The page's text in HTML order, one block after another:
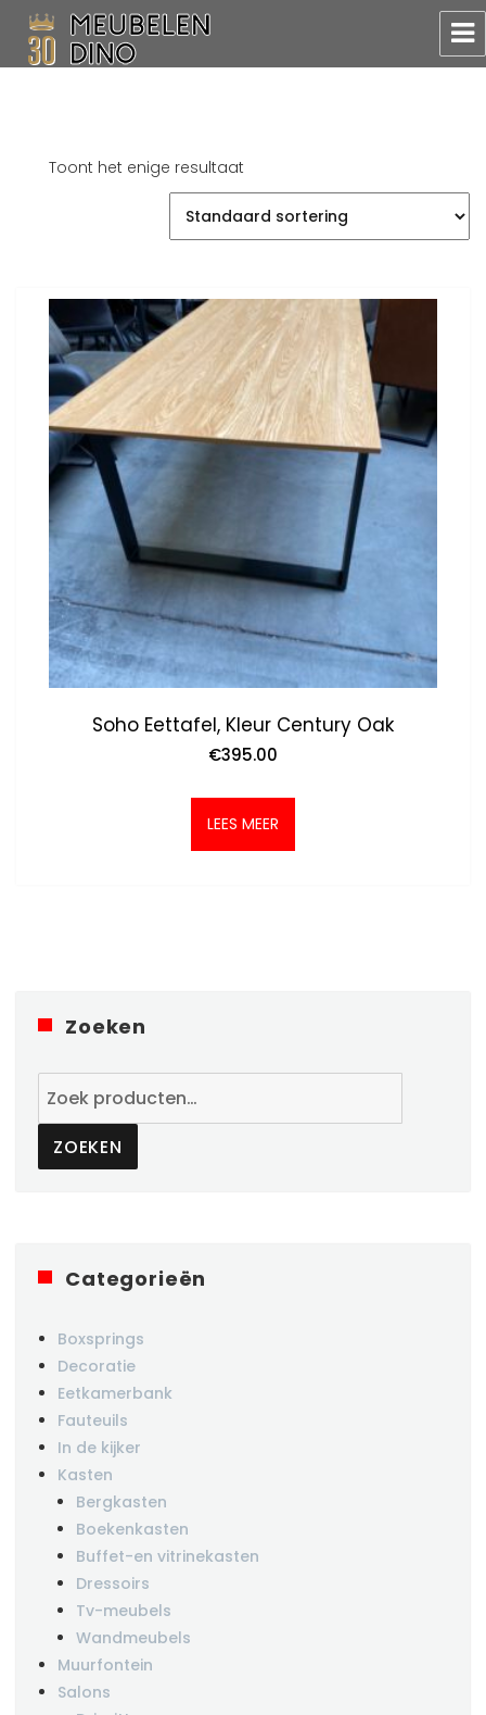
Toont het enige resultaat
Soho Eettafel, Kleur Century Oak
€395.00
LEES MEER
Zoeken
ZOEKEN
Categorieën
Boxsprings
Decoratie
Eetkamerbank
Fauteuils
In de kijker
Kasten
Bergkasten
Boekenkasten
Buffet-en vitrinekasten
Dressoirs
Tv-meubels
Wandmeubels
Muurfontein
Salons